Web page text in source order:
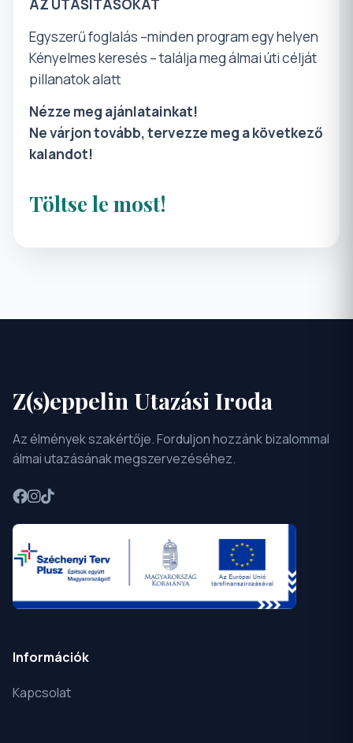
AZ UTASÍTÁSOKAT
Egyszerű foglalás –minden program egy helyen
Kényelmes keresés – találja meg álmai úti célját
pillanatok alatt
Nézze meg ajánlatainkat!
Ne várjon tovább, tervezze meg a következő
kalandot!
Töltse le most!
Z(s)eppelin Utazási Iroda
Az élmények szakértője. Forduljon hozzánk bizalommal
álmai utazásának megszervezéséhez.
Információk
Kapcsolat